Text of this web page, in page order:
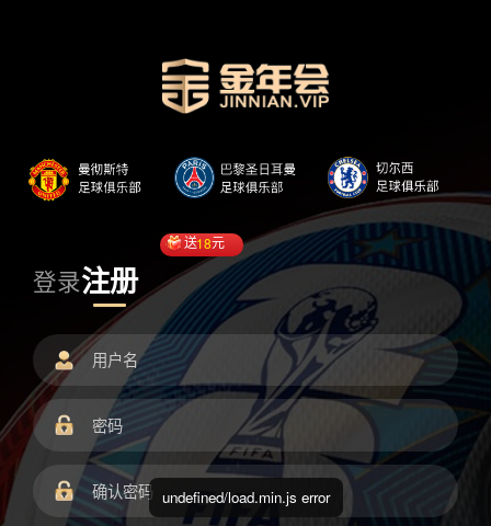
登录注册
送18元
undefined/load.min.js error